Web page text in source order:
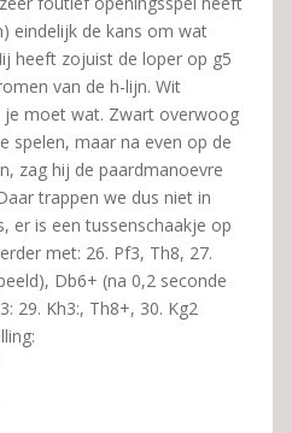
eindelijk de kans om wat
heeft zojuist de loper op g5
van de h-lijn. Wit
je moet wat. Zwart overwoog
maar na even op de
zag hij de paardmanoevre
trappen we dus niet in
er is een tussenschaakje op
met: 26. Pf3, Th8, 27.
Db6+ (na 0,2 seconde
29. Kh3:, Th8+, 30. Kg2